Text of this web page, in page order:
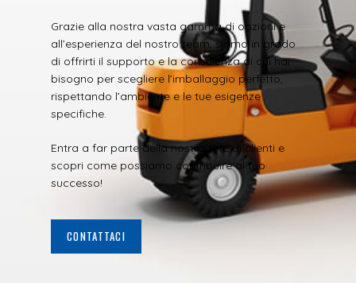
Grazie alla nostra vasta gamma di opzioni e
all’esperienza del nostro team, siamo in grado
di offrirti il supporto e la consulenza di cui hai
bisogno per scegliere l’imballaggio perfetto,
rispettando l’ambiente e le tue esigenze
specifiche.
Entra a far parte della nostra rete di clienti e
scopri come possiamo contribuire al tuo
successo!
CONTATTACI